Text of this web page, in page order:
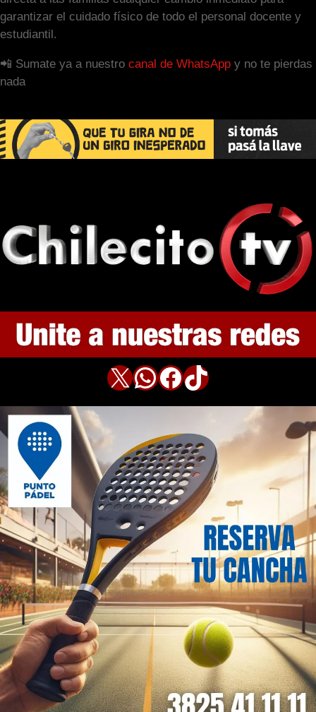
garantizar el cuidado físico de todo el personal docente y
estudiantil.
📲 Sumate ya a nuestro canal de WhatsApp y no te pierdas
nada
X WhatsApp Facebook TikTok